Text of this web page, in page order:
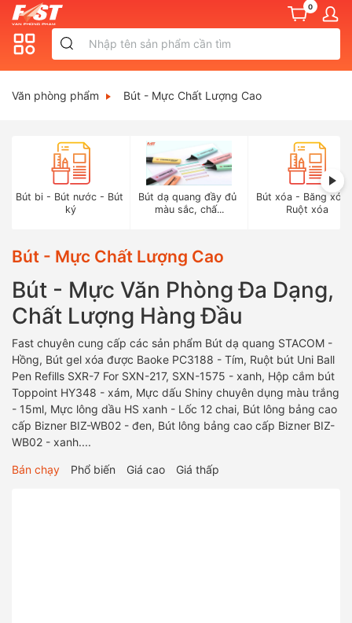
0
Văn phòng phẩm Bút - Mực Chất Lượng Cao
Bút bi - Bút nước - Bút
ký
Bút dạ quang đầy đủ
màu sắc, chấ...
Bút xóa - Băng
Ruột xóa
Bút - Mực Chất Lượng Cao
Bút - Mực Văn Phòng Đa Dạng,
Chất Lượng Hàng Đầu
Fast chuyên cung cấp các sản phẩm Bút dạ quang STACOM -
Hồng, Bút gel xóa được Baoke PC3188 - Tím, Ruột bút Uni Ball
Pen Refills SXR-7 For SXN-217, SXN-1575 - xanh, Hộp cắm bút
Toppoint HY348 - xám, Mực dấu Shiny chuyên dụng màu trắng
- 15ml, Mực lông dầu HS xanh - Lốc 12 chai, Bút lông bảng cao
cấp Bizner BIZ-WB02 - đen, Bút lông bảng cao cấp Bizner BIZ-
WB02 - xanh....
Bán chạy Phổ biến Giá cao Giá thấp